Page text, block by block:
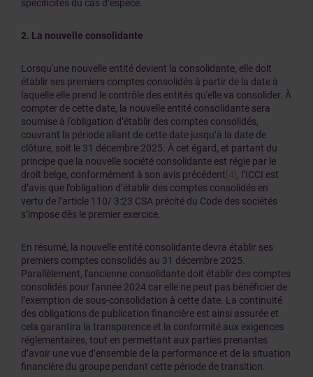
spécificités du cas d’espèce.
2. La nouvelle consolidante
Lorsqu'une nouvelle entité devient la consolidante, elle doit
établir ses premiers comptes consolidés à partir de la date à
laquelle elle prend le contrôle des entités qu'elle va consolider. À
compter de cette date, la nouvelle entité consolidante sera
soumise à l'obligation d’établir des comptes consolidés,
couvrant la période allant de cette date jusqu’à la date de
clôture, soit le 31 décembre 2025. À cet égard, et partant du
principe que la nouvelle société consolidante est régie par le
droit belge, conformément à son avis précédent [4] , l’ICCI est
d’avis que l’obligation d’établir des comptes consolidés en
vertu de l’article 110/ 3:23 CSA précité du Code des sociétés
s’impose dès le premier exercice.
En résumé, la nouvelle entité consolidante devra établir ses
premiers comptes consolidés au 31 décembre 2025.
Parallèlement, l'ancienne consolidante doit établir des comptes
consolidés pour l'année 2024 car elle ne peut pas bénéficier de
l’exemption de sous-consolidation à cette date. La continuité
des obligations de publication financière est ainsi assurée et
cela garantira la transparence et la conformité aux exigences
réglementaires, tout en permettant aux parties prenantes
d’avoir une vue d’ensemble de la performance et de la situation
financière du groupe pendant cette période de transition.